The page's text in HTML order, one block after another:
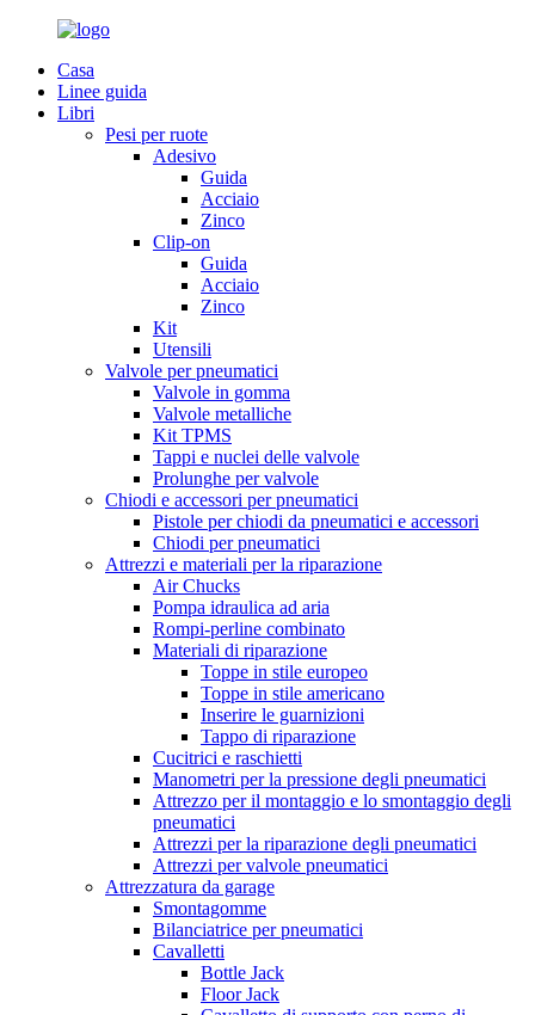
Casa
Linee guida
Libri
Pesi per ruote
Adesivo
Guida
Acciaio
Zinco
Clip-on
Guida
Acciaio
Zinco
Kit
Utensili
Valvole per pneumatici
Valvole in gomma
Valvole metalliche
Kit TPMS
Tappi e nuclei delle valvole
Prolunghe per valvole
Chiodi e accessori per pneumatici
Pistole per chiodi da pneumatici e accessori
Chiodi per pneumatici
Attrezzi e materiali per la riparazione
Air Chucks
Pompa idraulica ad aria
Rompi-perline combinato
Materiali di riparazione
Toppe in stile europeo
Toppe in stile americano
Inserire le guarnizioni
Tappo di riparazione
Cucitrici e raschietti
Manometri per la pressione degli pneumatici
Attrezzo per il montaggio e lo smontaggio degli
pneumatici
Attrezzi per la riparazione degli pneumatici
Attrezzi per valvole pneumatici
Attrezzatura da garage
Smontagomme
Bilanciatrice per pneumatici
Cavalletti
Bottle Jack
Floor Jack